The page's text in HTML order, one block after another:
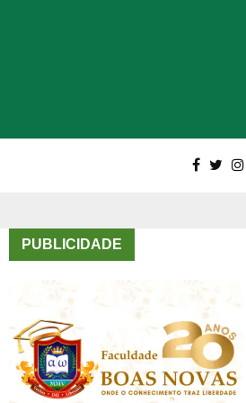
PUBLICIDADE